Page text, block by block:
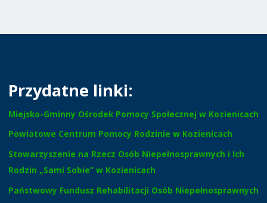
Przydatne linki:
Miejsko-Gminny Ośrodek Pomocy Społecznej w Kozienicach
Powiatowe Centrum Pomocy Rodzinie w Kozienicach
Stowarzyszenie na Rzecz Osób Niepełnosprawnych i Ich
Rodzin „Sami Sobie” w Kozienicach
Państwowy Fundusz Rehabilitacji Osób Niepełnosprawnych